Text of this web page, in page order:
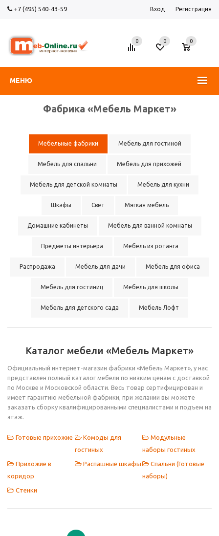
+7 (495) 540-43-59 Вход Регистрация
МЕНЮ
0 0
0
Фабрика «Мебель Маркет»
Мебельные фабрики Мебель для гостиной
Мебель для спальни Мебель для прихожей
Мебель для детской комнаты Мебель для кухни
Шкафы Свет Мягкая мебель
Домашние кабинеты Мебель для ванной комнаты
Предметы интерьера Мебель из ротанга
Распродажа Мебель для дачи Мебель для офиса
Мебель для гостиниц Мебель для школы
Мебель для детского сада Мебель Лофт
Каталог мебели «Мебель Маркет»
Официальный интернет-магазин фабрики «Мебель Маркет», у нас
представлен полный каталог мебели по низким ценам с доставкой
по Москве и Московской области. Весь товар сертифицирован и
имеет гарантию мебельной фабрики, при желании вы можете
заказать сборку квалифицированными специалистами и подъем на
этаж.
Готовые прихожие
Комоды для
гостиных
Модульные
наборы гостиных
Прихожие в
коридор
Распашные шкафы
Спальни (Готовые
наборы)
Стенки